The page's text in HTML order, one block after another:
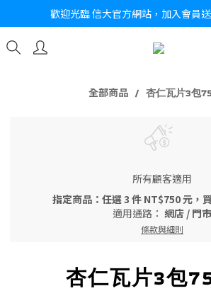
歡迎光臨 信大官方網站，加入會員
全部商品 杏仁瓦片3包
所有顧客適用
指定商品：任選 3 件 NT$750 元，
適用通路： 網店 / 門市
條款與細則
杏仁瓦片3包